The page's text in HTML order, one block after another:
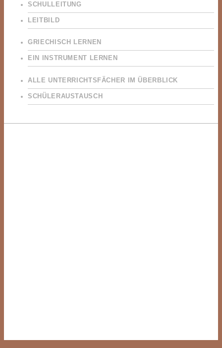
SCHULLEITUNG
LEITBILD
GRIECHISCH LERNEN
EIN INSTRUMENT LERNEN
ALLE UNTERRICHTSFÄCHER IM ÜBERBLICK
SCHÜLERAUSTAUSCH